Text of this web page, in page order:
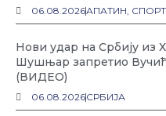
06.08.2026АПАТИН, СПОРТ
Нови удар на Србију из
Шушњар запретио
(ВИДЕО)
06.08.2026СРБИЈА